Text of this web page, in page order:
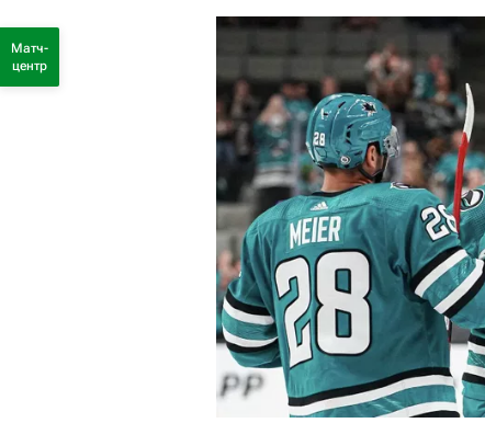
Матч-
центр